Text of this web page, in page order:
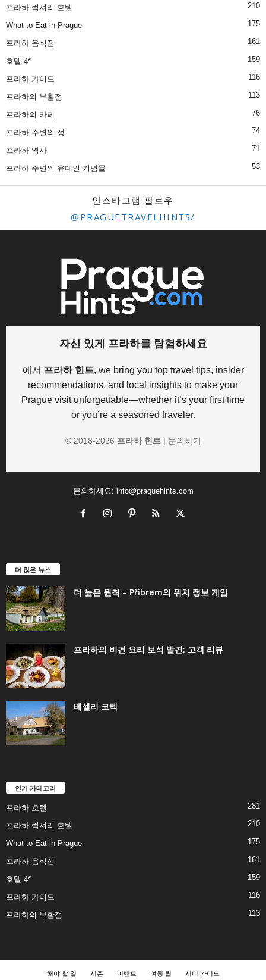
프라하 럭셔리 호텔 210
What to Eat in Prague 175
프라하 음식점 161
호텔 4* 159
프라하 가이드 116
프라하의 부활절 113
프라하의 카페 76
프라하 주변의 성 74
프라하 역사 71
프라하 주변의 유대인 기념물 53
인스타그램 팔로우
@PRAGUETRAVELHINTS/
자신 있게 프라하를 탐험하세요
에서 프라하 힌트, we bring you top travel tips, insider
recommendations, and local insights to make your
Prague visit unforgettable—whether it’s your first time
or you’re a seasoned traveler.
© 2018-2026 프라하 힌트| 문의하기
문의하세요: info@praguehints.com
더 많은 뉴스
더 높은 원칙 – Příbram의 위치 정보 게임
프라하의 비건 요리 보석 발견: 고객 리뷰
베셀리 코펙
인기 카테고리
프라하 호텔 281
프라하 럭셔리 호텔 210
What to Eat in Prague 175
프라하 음식점 161
호텔 4* 159
프라하 가이드 116
프라하의 부활절 113
해야 할 일 시즌 이벤트 여행 팁 시티 가이드